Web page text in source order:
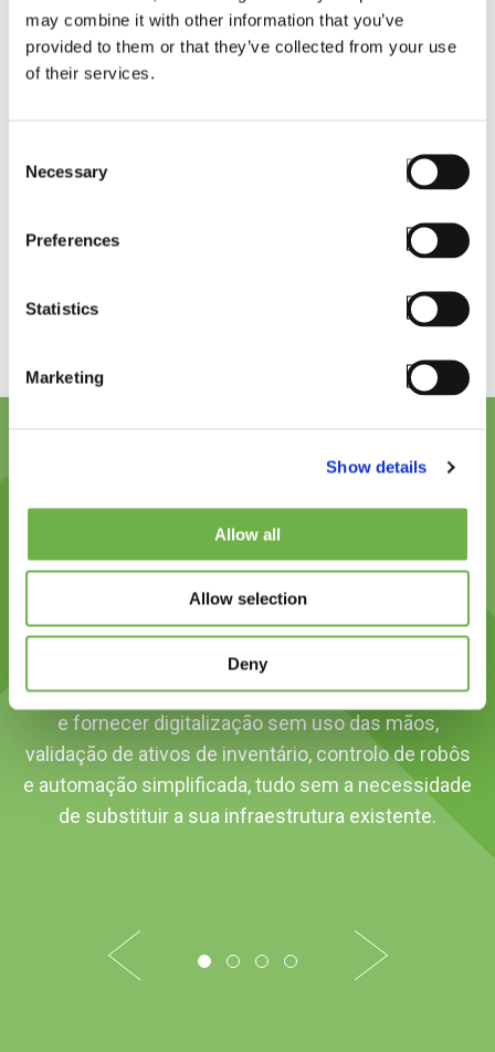
may combine it with other information that you’ve
provided to them or that they’ve collected from your use
of their services.
Selection
Necessary
Preferences
Statistics
Marketing
Show details
Allow all
Allow selection
Deny
Will TESS be supported for
custom installations?
Will the product work on
devices other than those
Parceria para ajudá-lo a
obter mais do seu sistema
existente
A StayLinked trabalha em conjunto com os
principais parceiros de tecnologia AIDC para ir além
e fornecer digitalização sem uso das mãos,
validação de ativos de inventário, controlo de robôs
e automação simplificada, tudo sem a necessidade
de substituir a sua infraestrutura existente.
1 2 3 4